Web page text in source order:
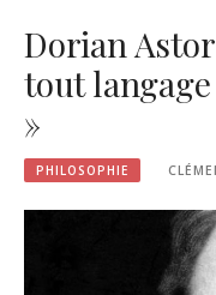
Dorian
tout
»
PHILOSOPHIE